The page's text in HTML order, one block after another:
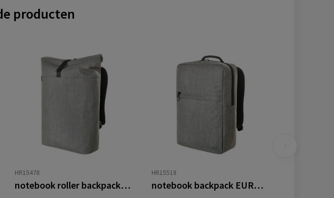
producten
HR15478
notebook roller backpack EUROPE
HR15518
notebook backpack EUROPE